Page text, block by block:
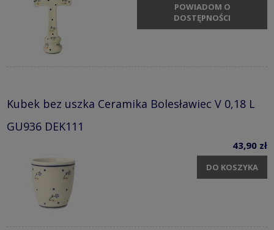
POWIADOM O
DOSTĘPNOŚCI
Kubek bez uszka Ceramika Bolesławiec V 0,18 L
GU936 DEK111
43,90 zł
DO KOSZYKA